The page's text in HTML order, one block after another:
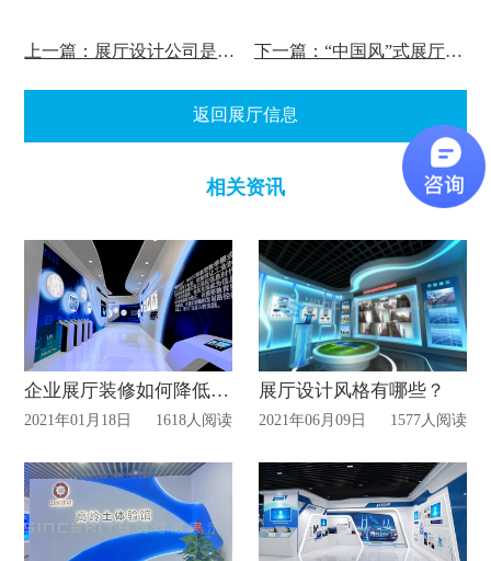
上一篇：展厅设计公司是怎么做到有创意? 下一篇：“中国风”式展厅如何设计?
返回展厅信息
相关资讯
企业展厅装修如何降低成本?
2021年01月18日 1618人阅读
展厅设计风格有哪些？
2021年06月09日 1577人阅读